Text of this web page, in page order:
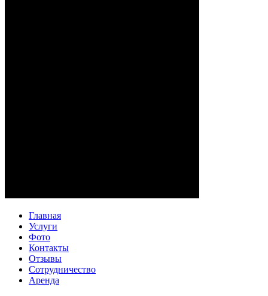
Главная
Услуги
Фото
Контакты
Отзывы
Сотрудничество
Аренда